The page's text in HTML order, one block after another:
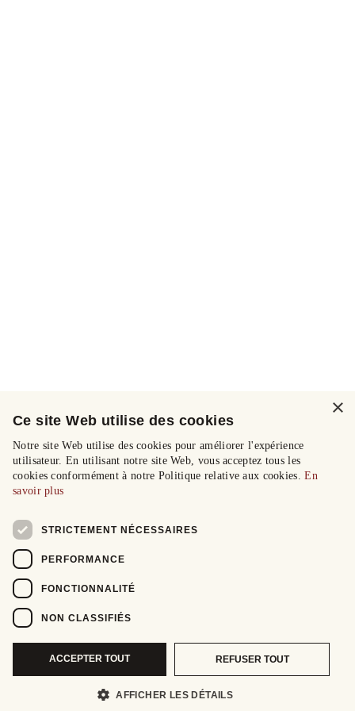
×
Ce site Web utilise des cookies
Notre site Web utilise des cookies pour améliorer l'expérience
utilisateur. En utilisant notre site Web, vous acceptez tous les
cookies conformément à notre Politique relative aux cookies.En
savoir plus
STRICTEMENT NÉCESSAIRES
PERFORMANCE
FONCTIONNALITÉ
NON CLASSIFIÉS
ACCEPTER TOUT REFUSER TOUT
AFFICHER LES DÉTAILS